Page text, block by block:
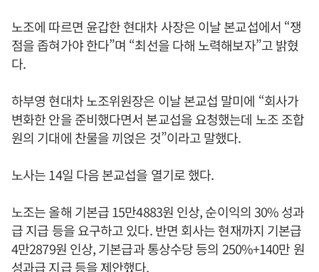
노조에 따르면 윤갑한 현대차 사장은 이날 본교섭에서 “쟁
점을 좁혀가야 한다”며 “최선을 다해 노력해보자”고 밝혔
다.
하부영 현대차 노조위원장은 이날 본교섭 말미에 “회사가
변화한 안을 준비했다면서 본교섭을 요청했는데 노조 조합
원의 기대에 찬물을 끼얹은 것”이라고 말했다.
노사는 14일 다음 본교섭을 열기로 했다.
노조는 올해 기본급 15만4883원 인상, 순이익의 30% 성과
급 지급 등을 요구하고 있다. 반면 회사는 현재까지 기본급
4만2879원 인상, 기본급과 통상수당 등의 250%+140만 원
성과급 지급 등을 제안했다.